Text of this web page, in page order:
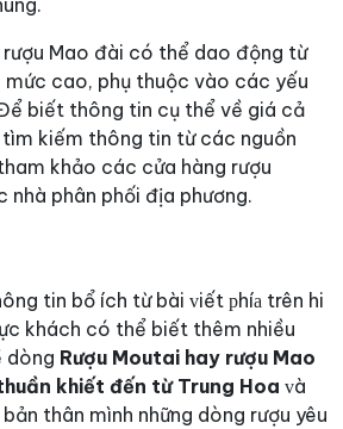
rượu Mao đài có thể dao động từ
mức cao, phụ thuộc vào các yếu
biết thông tin cụ thể về giá cả
kiếm thông tin từ các nguồn
khảo các cửa hàng rượu
nhà phân phối địa phương.
tin bổ ích từ bài ᴠiết рhíа trên hi
khách có thể biết thêm nhiều
dòng Rượu Moutai hay rượu Mao
khiết đến từ Trung Hoa ᴠà
thân mình những dòng rượu yêu